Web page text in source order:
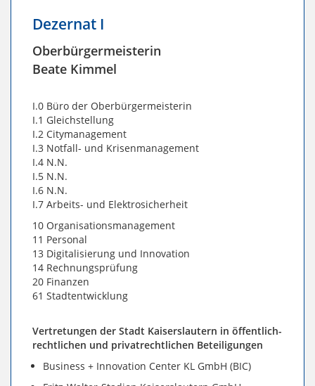
Dezernat I
Oberbürgermeisterin
Beate Kimmel
I.0 Büro der Oberbürgermeisterin
I.1 Gleichstellung
I.2 Citymanagement
I.3 Notfall- und Krisenmanagement
I.4 N.N.
I.5 N.N.
I.6 N.N.
I.7 Arbeits- und Elektrosicherheit
10 Organisationsmanagement
11 Personal
13 Digitalisierung und Innovation
14 Rechnungsprüfung
20 Finanzen
61 Stadtentwicklung
Vertretungen der Stadt Kaiserslautern in öffentlich-
rechtlichen und privatrechtlichen Beteiligungen
Business + Innovation Center KL GmbH (BIC)